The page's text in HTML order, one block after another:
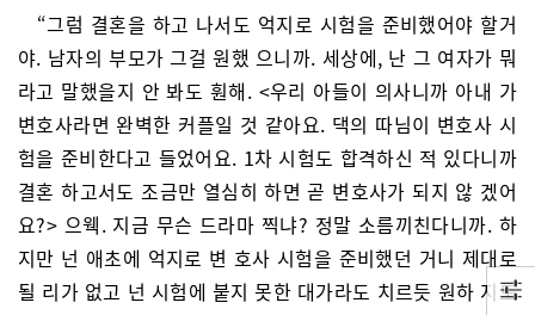
“그럼 결혼을 하고 나서도 억지로 시험을 준비했어야 할거
야. 남자의 부모가 그걸 원했 으니까. 세상에, 난 그 여자가 뭐
라고 말했을지 안 봐도 훤해. <우리 아들이 의사니까 아내 가
변호사라면 완벽한 커플일 것 같아요. 댁의 따님이 변호사 시
험을 준비한다고 들었어요. 1차 시험도 합격하신 적 있다니까
결혼 하고서도 조금만 열심히 하면 곧 변호사가 되지 않 겠어
요?> 으웩. 지금 무슨 드라마 찍냐? 정말 소름끼친다니까. 하
지만 넌 애초에 억지로 변 호사 시험을 준비했던 거니 제대로
될 리가 없고 넌 시험에 붙지 못한 대가라도 치르듯 원하 지도